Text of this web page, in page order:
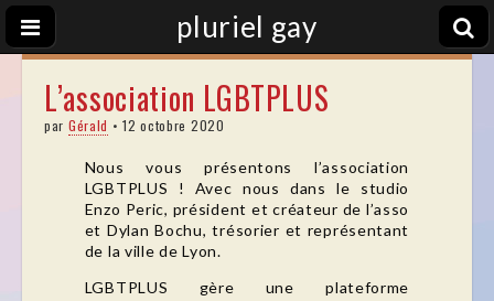
pluriel gay
L’association LGBTPLUS
par Gérald •12 octobre 2020
Nous vous présentons l’association
LGBTPLUS ! Avec nous dans le studio
Enzo Peric, président et créateur de l’asso
et Dylan Bochu, trésorier et représentant
de la ville de Lyon.
LGBTPLUS gère une plateforme